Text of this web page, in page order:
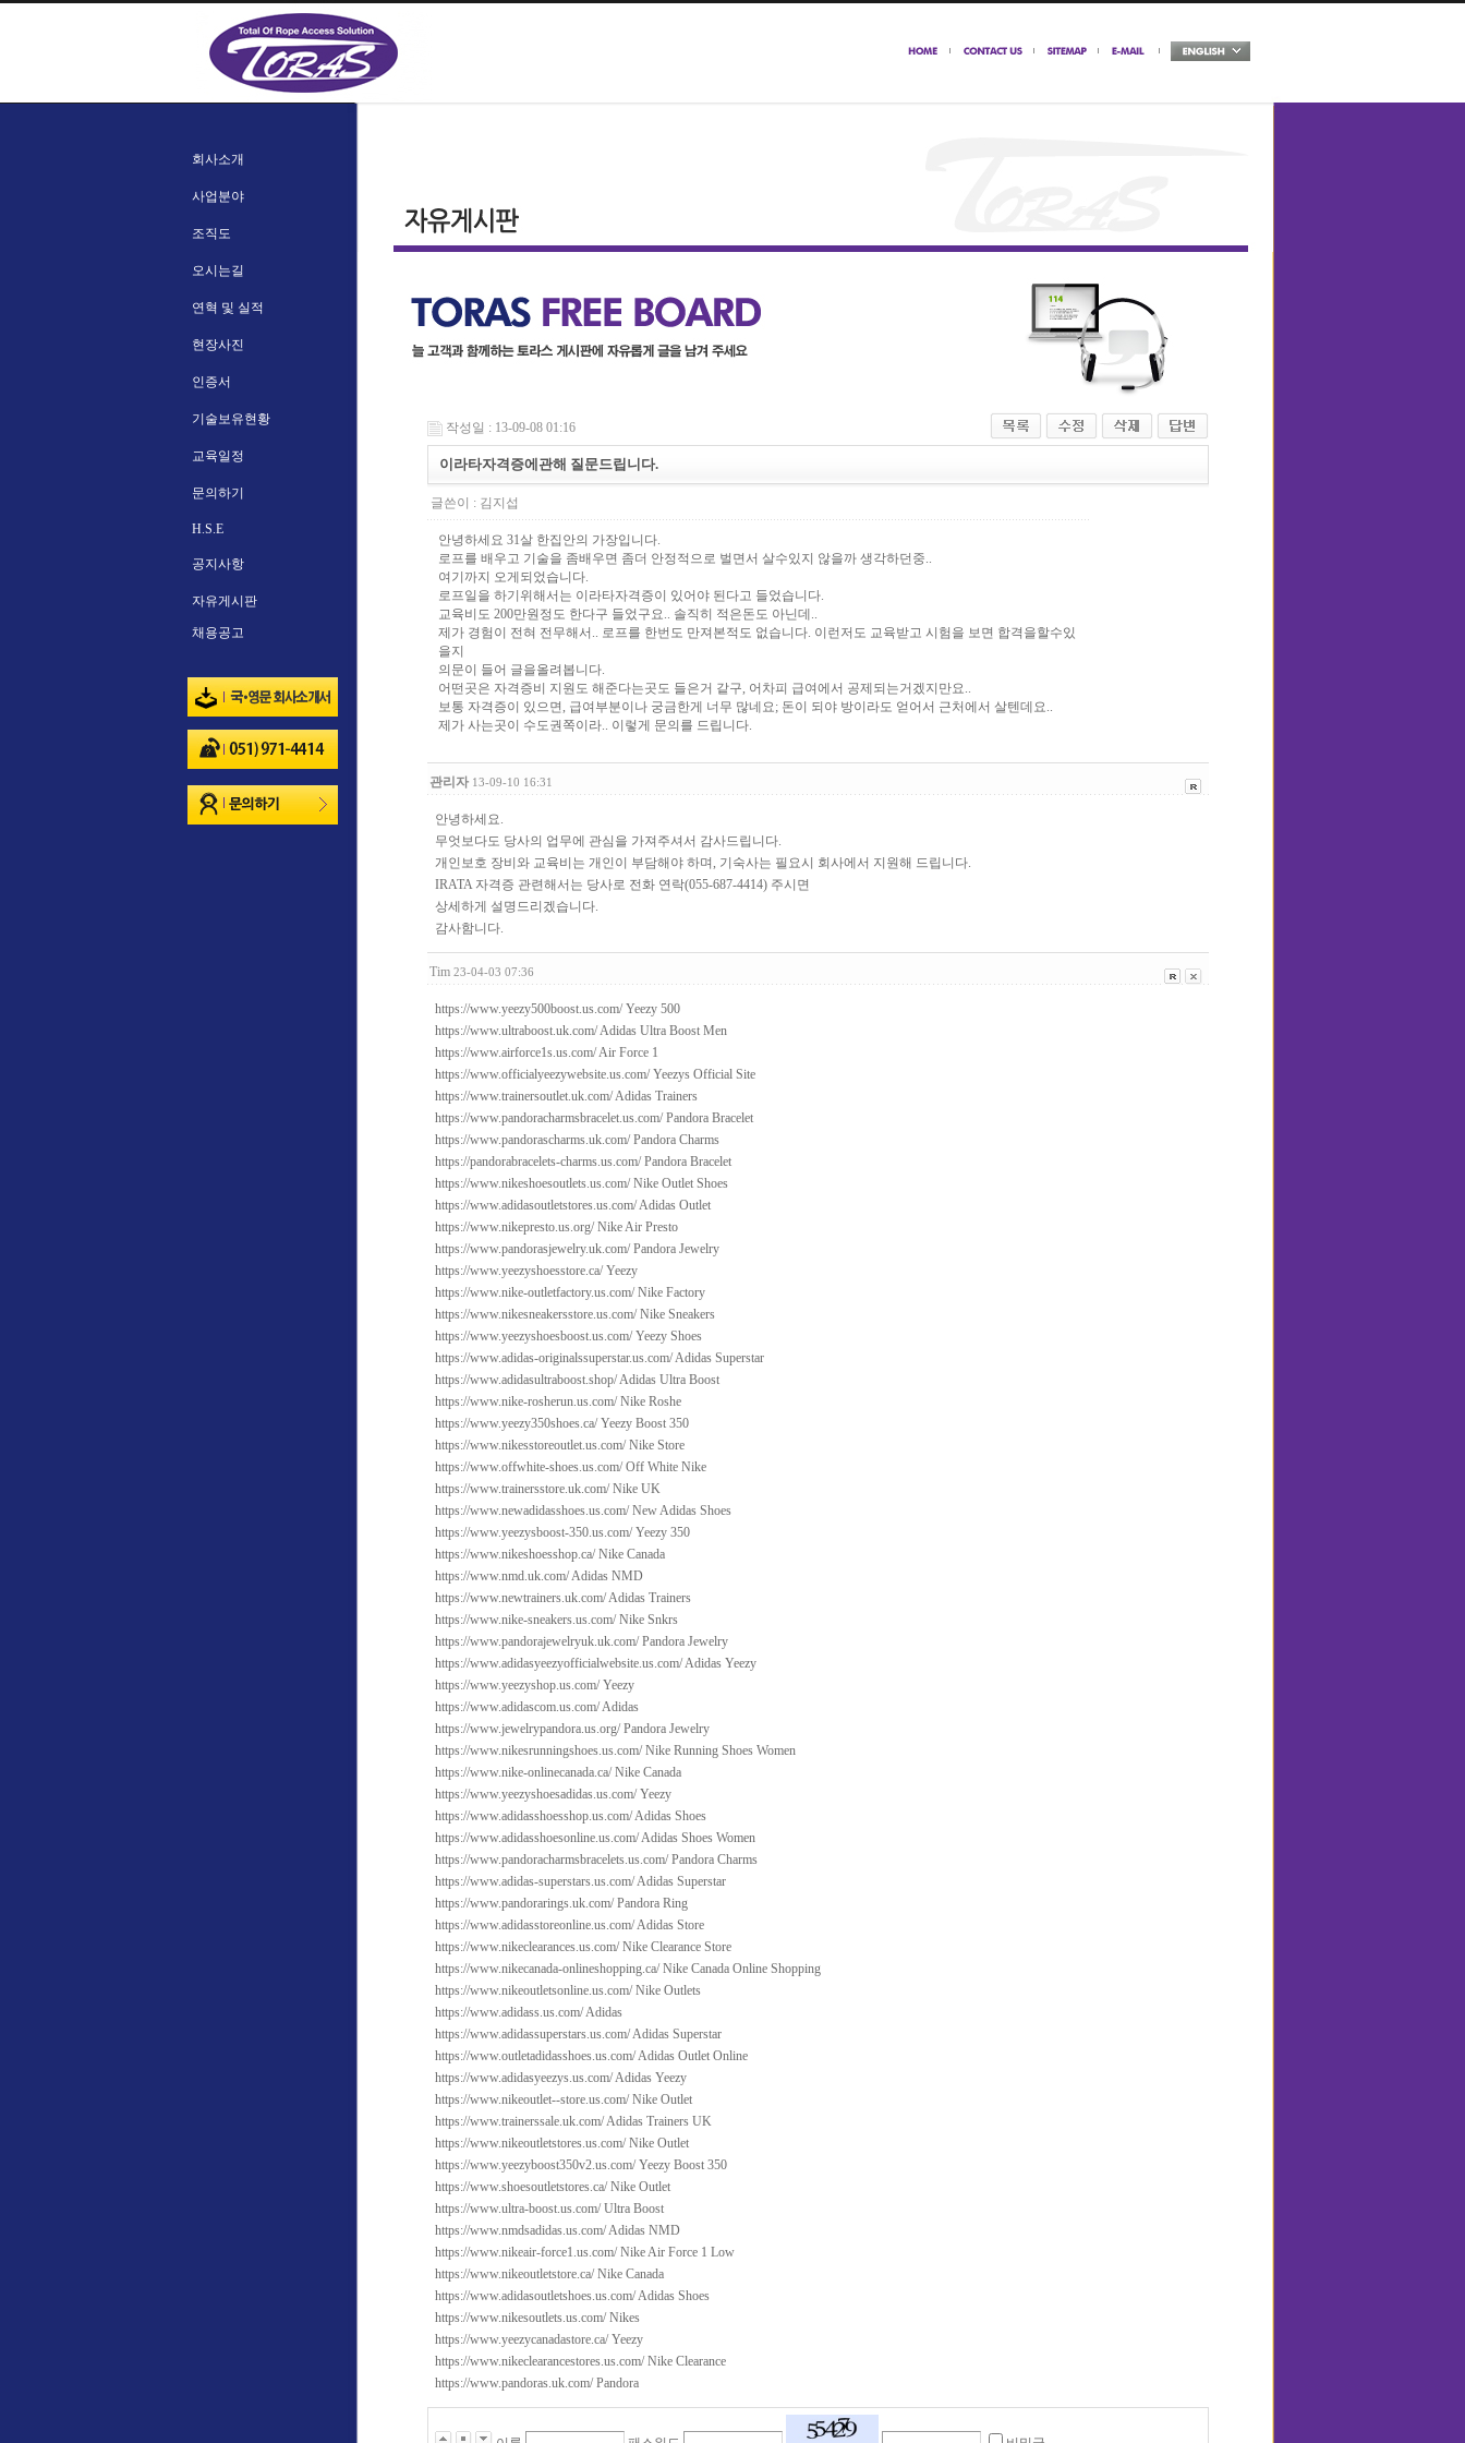
회사소개
사업분야
조직도
오시는길
연혁 및 실적
현장사진
인증서
기술보유현황
교육일정
문의하기
H.S.E
공지사항
자유게시판
채용공고
작성일 : 13-09-08 01:16
이라타자격증에관해 질문드립니다.
글쓴이 : 김지섭
안녕하세요 31살 한집안의 가장입니다.
로프를 배우고 기술을 좀배우면 좀더 안정적으로 벌면서 살수있지 않을까 생각하던중..
여기까지 오게되었습니다.
로프일을 하기위해서는 이라타자격증이 있어야 된다고 들었습니다.
교육비도 200만원정도 한다구 들었구요.. 솔직히 적은돈도 아닌데..
제가 경험이 전혀 전무해서.. 로프를 한번도 만져본적도 없습니다. 이런저도 교육받고 시험을 보면 합격을할수있
을지
의문이 들어 글을올려봅니다.
어떤곳은 자격증비 지원도 해준다는곳도 들은거 같구, 어차피 급여에서 공제되는거겠지만요..
보통 자격증이 있으면, 급여부분이나 궁금한게 너무 많네요; 돈이 되야 방이라도 얻어서 근처에서 살텐데요..
제가 사는곳이 수도권쪽이라.. 이렇게 문의를 드립니다.
관리자 13-09-10 16:31
안녕하세요.
무엇보다도 당사의 업무에 관심을 가져주셔서 감사드립니다.
개인보호 장비와 교육비는 개인이 부담해야 하며, 기숙사는 필요시 회사에서 지원해 드립니다.
IRATA 자격증 관련해서는 당사로 전화 연락(055-687-4414) 주시면
상세하게 설명드리겠습니다.
감사함니다.
Tim 23-04-03 07:36
https://www.yeezy500boost.us.com/Yeezy 500
https://www.ultraboost.uk.com/Adidas Ultra Boost Men
https://www.airforce1s.us.com/Air Force 1
https://www.officialyeezywebsite.us.com/Yeezys Official Site
https://www.trainersoutlet.uk.com/Adidas Trainers
https://www.pandoracharmsbracelet.us.com/Pandora Bracelet
https://www.pandorascharms.uk.com/Pandora Charms
https://pandorabracelets-charms.us.com/Pandora Bracelet
https://www.nikeshoesoutlets.us.com/Nike Outlet Shoes
https://www.adidasoutletstores.us.com/Adidas Outlet
https://www.nikepresto.us.org/Nike Air Presto
https://www.pandorasjewelry.uk.com/Pandora Jewelry
https://www.yeezyshoesstore.ca/Yeezy
https://www.nike-outletfactory.us.com/Nike Factory
https://www.nikesneakersstore.us.com/Nike Sneakers
https://www.yeezyshoesboost.us.com/Yeezy Shoes
https://www.adidas-originalssuperstar.us.com/Adidas Superstar
https://www.adidasultraboost.shop/Adidas Ultra Boost
https://www.nike-rosherun.us.com/Nike Roshe
https://www.yeezy350shoes.ca/Yeezy Boost 350
https://www.nikesstoreoutlet.us.com/Nike Store
https://www.offwhite-shoes.us.com/Off White Nike
https://www.trainersstore.uk.com/Nike UK
https://www.newadidasshoes.us.com/New Adidas Shoes
https://www.yeezysboost-350.us.com/Yeezy 350
https://www.nikeshoesshop.ca/Nike Canada
https://www.nmd.uk.com/Adidas NMD
https://www.newtrainers.uk.com/Adidas Trainers
https://www.nike-sneakers.us.com/Nike Snkrs
https://www.pandorajewelryuk.uk.com/Pandora Jewelry
https://www.adidasyeezyofficialwebsite.us.com/Adidas Yeezy
https://www.yeezyshop.us.com/Yeezy
https://www.adidascom.us.com/Adidas
https://www.jewelrypandora.us.org/Pandora Jewelry
https://www.nikesrunningshoes.us.com/Nike Running Shoes Women
https://www.nike-onlinecanada.ca/Nike Canada
https://www.yeezyshoesadidas.us.com/Yeezy
https://www.adidasshoesshop.us.com/Adidas Shoes
https://www.adidasshoesonline.us.com/Adidas Shoes Women
https://www.pandoracharmsbracelets.us.com/Pandora Charms
https://www.adidas-superstars.us.com/Adidas Superstar
https://www.pandorarings.uk.com/Pandora Ring
https://www.adidasstoreonline.us.com/Adidas Store
https://www.nikeclearances.us.com/Nike Clearance Store
https://www.nikecanada-onlineshopping.ca/Nike Canada Online Shopping
https://www.nikeoutletsonline.us.com/Nike Outlets
https://www.adidass.us.com/Adidas
https://www.adidassuperstars.us.com/Adidas Superstar
https://www.outletadidasshoes.us.com/Adidas Outlet Online
https://www.adidasyeezys.us.com/Adidas Yeezy
https://www.nikeoutlet--store.us.com/Nike Outlet
https://www.trainerssale.uk.com/Adidas Trainers UK
https://www.nikeoutletstores.us.com/Nike Outlet
https://www.yeezyboost350v2.us.com/Yeezy Boost 350
https://www.shoesoutletstores.ca/Nike Outlet
https://www.ultra-boost.us.com/Ultra Boost
https://www.nmdsadidas.us.com/Adidas NMD
https://www.nikeair-force1.us.com/Nike Air Force 1 Low
https://www.nikeoutletstore.ca/Nike Canada
https://www.adidasoutletshoes.us.com/Adidas Shoes
https://www.nikesoutlets.us.com/Nikes
https://www.yeezycanadastore.ca/Yeezy
https://www.nikeclearancestores.us.com/Nike Clearance
https://www.pandoras.uk.com/Pandora